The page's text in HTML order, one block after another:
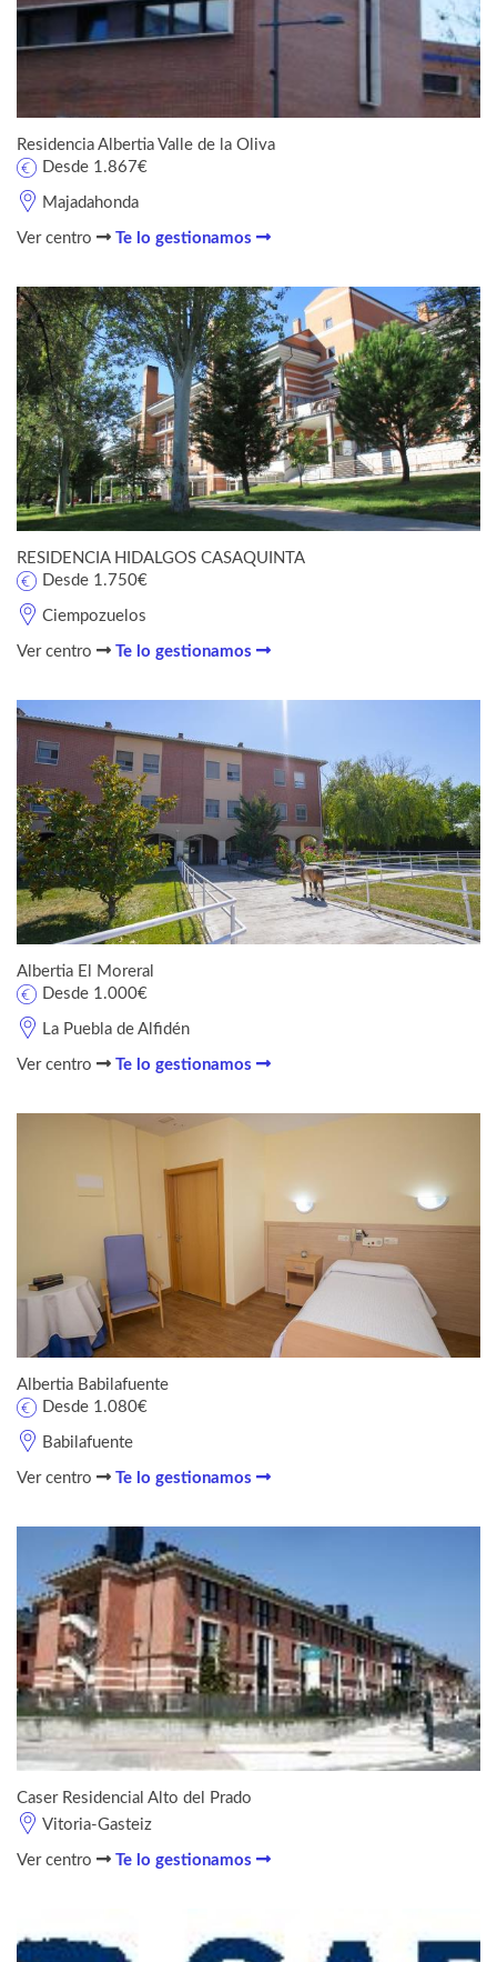
Residencia Albertia Valle de la Oliva
Majadahonda
Desde 1.867€
Ver centro Te lo gestionamos
RESIDENCIA HIDALGOS CASAQUINTA
Ciempozuelos
Desde 1.750€
Ver centro Te lo gestionamos
Albertia El Moreral
La Puebla de Alfidén
Desde 1.000€
Ver centro Te lo gestionamos
Albertia Babilafuente
Babilafuente
Desde 1.080€
Ver centro Te lo gestionamos
Caser Residencial Alto del Prado
Vitoria-Gasteiz
Ver centro Te lo gestionamos